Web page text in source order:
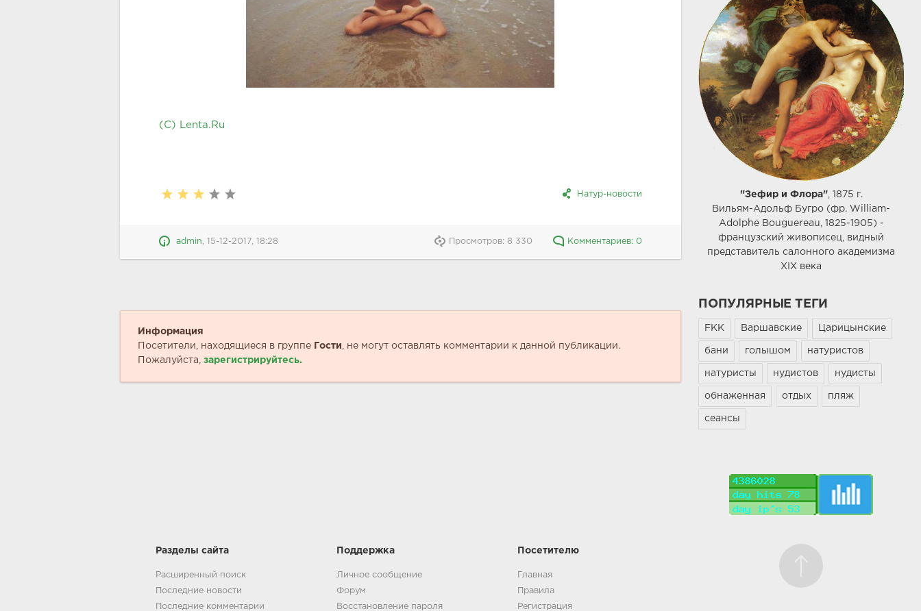
(C) Lenta.Ru
Натур-новости
Просмотров: 8 330 Комментариев: 0
admin ,15-12-2017, 18:28
Информация
Посетители, находящиеся в группе
Гости , не могут оставлять комментарии к данной публикации.
Пожалуйста, зарегистрируйтесь.
"Зефир и Флора", 1875 г.
Вильям-Адольф Бугро (фр. William-
Adolphe Bouguereau, 1825-1905) -
французский живописец, видный
представитель салонного академизма
XIX века
ПОПУЛЯРНЫЕ ТЕГИ
FKK Варшавские Царицынские
бани голышом натуристов
натуристы нудистов нудисты
обнаженная отдых пляж
сеансы
Разделы сайта
Расширенный поиск
Последние новости
Последние комментарии
Поддержка
Личное сообщение
Форум
Восстановление пароля
Посетителю
Главная
Правила
Регистрация